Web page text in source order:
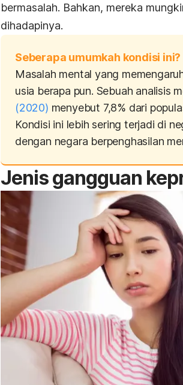
bermasalah. Bahkan, mereka
dihadapinya.
Seberapa umumkah kondisi ini?
Masalah mental yang
usia berapa pun. Sebuah analisis
(2020) menyebut 7,8% dari
Kondisi ini lebih sering terjadi di
dengan negara berpenghasilan
Jenis gangguan